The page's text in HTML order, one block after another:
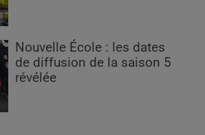
Nouvelle École : les dates
de diffusion de la saison 5
révélée